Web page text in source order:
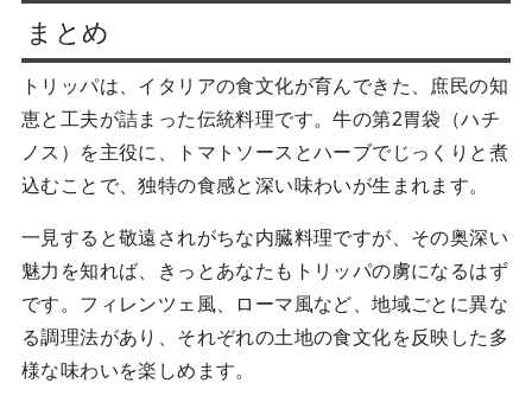
まとめ
トリッパは、イタリアの食文化が育んできた、庶民の知
恵と工夫が詰まった伝統料理です。牛の第2胃袋（ハチ
ノス）を主役に、トマトソースとハーブでじっくりと煮
込むことで、独特の食感と深い味わいが生まれます。
一見すると敬遠されがちな内臓料理ですが、その奥深い
魅力を知れば、きっとあなたもトリッパの虜になるはず
です。フィレンツェ風、ローマ風など、地域ごとに異な
る調理法があり、それぞれの土地の食文化を反映した多
様な味わいを楽しめます。